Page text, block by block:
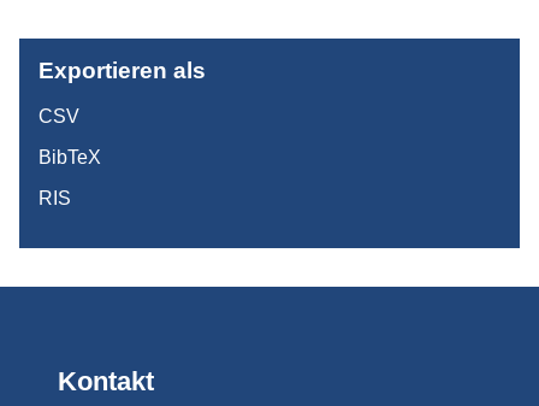
Exportieren als
CSV
BibTeX
RIS
Kontakt